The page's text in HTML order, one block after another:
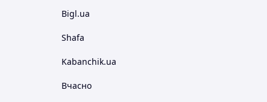
Bigl.ua
Shafa
Kabanchik.ua
Вчасно